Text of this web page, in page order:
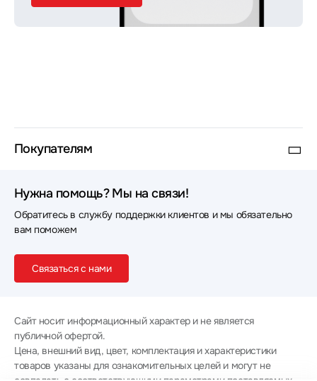
Покупателям
Нужна помощь? Мы на связи!
Обратитесь в службу поддержки клиентов и мы обязательно
вам поможем
Связаться с нами
Сайт носит информационный характер и не является
публичной офертой.
Цена, внешний вид, цвет, комплектация и характеристики
товаров указаны для ознакомительных целей и могут не